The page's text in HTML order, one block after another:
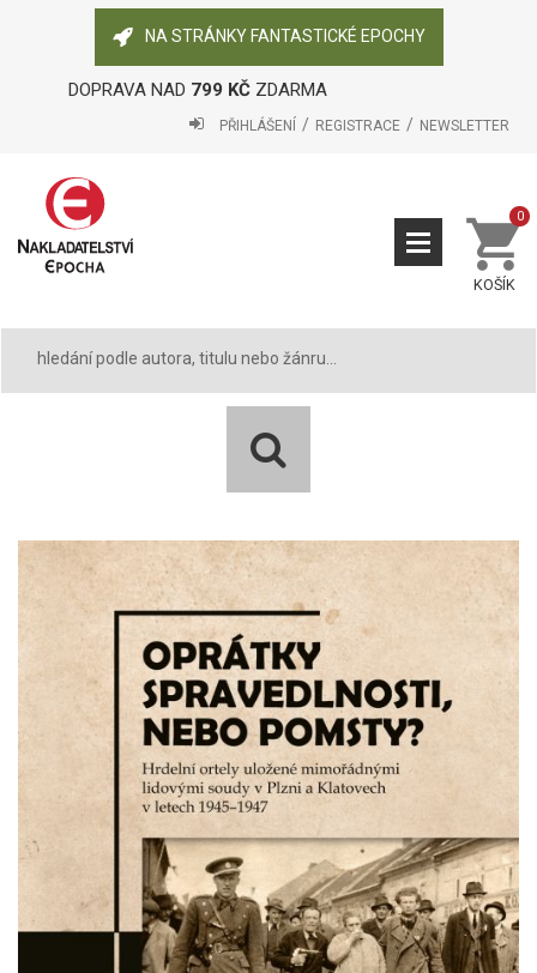
NA STRÁNKY FANTASTICKÉ EPOCHY
DOPRAVA NAD 799 KČZDARMA
PŘIHLÁŠENÍ REGISTRACE NEWSLETTER
KOŠÍK
0